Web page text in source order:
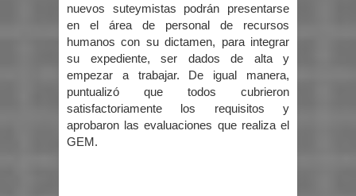
nuevos suteymistas podrán presentarse
en el área de personal de recursos
humanos con su dictamen, para integrar
su expediente, ser dados de alta y
empezar a trabajar. De igual manera,
puntualizó que todos cubrieron
satisfactoriamente los requisitos y
aprobaron las evaluaciones que realiza el
GEM.